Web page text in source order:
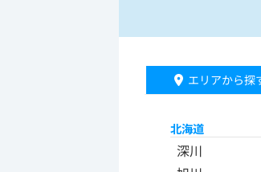
エリアから探
北海道
深川